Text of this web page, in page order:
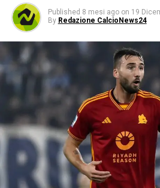
Published 8 mesi ago on 19
By Redazione CalcioNews24